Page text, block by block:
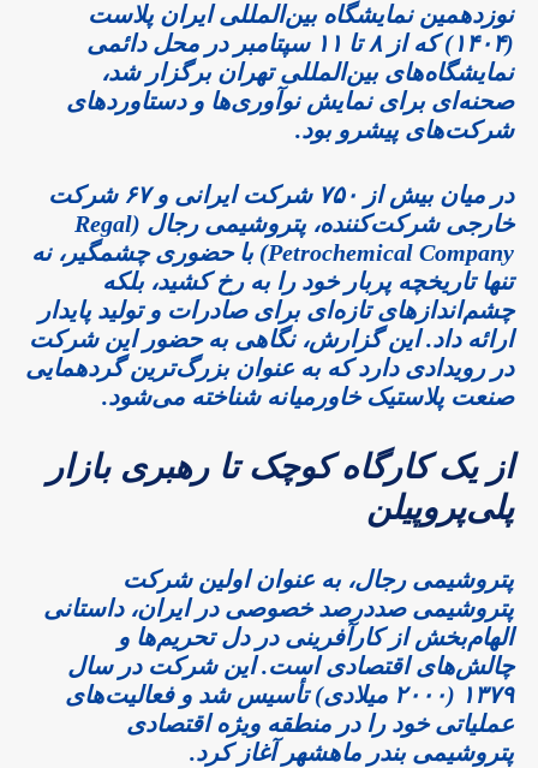
نوزدهمین نمایشگاه بین‌المللی ایران پلاست
(۱۴۰۴) که از ۸ تا ۱۱ سپتامبر در محل دائمی
نمایشگاه‌های بین‌المللی تهران برگزار شد،
صحنه‌ای برای نمایش نوآوری‌ها و دستاوردهای
شرکت‌های پیشرو بود.
در میان بیش از ۷۵۰ شرکت ایرانی و ۶۷ شرکت
خارجی شرکت‌کننده، پتروشیمی رجال (Regal
Petrochemical Company) با حضوری چشمگیر، نه
تنها تاریخچه پربار خود را به رخ کشید، بلکه
چشم‌اندازهای تازه‌ای برای صادرات و تولید پایدار
ارائه داد. این گزارش، نگاهی به حضور این شرکت
در رویدادی دارد که به عنوان بزرگ‌ترین گردهمایی
صنعت پلاستیک خاورمیانه شناخته می‌شود.
از یک کارگاه کوچک تا رهبری بازار
پلی‌پروپیلن
پتروشیمی رجال، به عنوان اولین شرکت
پتروشیمی صددرصد خصوصی در ایران، داستانی
الهام‌بخش از کارآفرینی در دل تحریم‌ها و
چالش‌های اقتصادی است. این شرکت در سال
۱۳۷۹ (۲۰۰۰ میلادی) تأسیس شد و فعالیت‌های
عملیاتی خود را در منطقه ویژه اقتصادی
پتروشیمی بندر ماهشهر آغاز کرد.